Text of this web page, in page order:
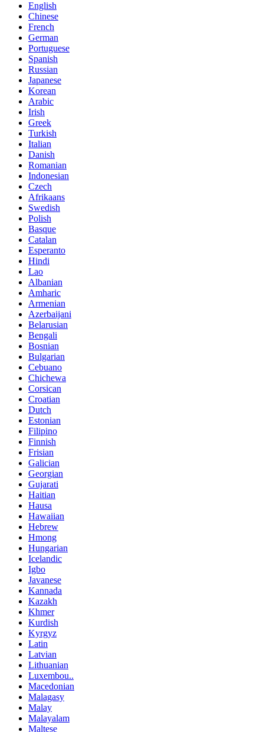
English
Chinese
French
German
Portuguese
Spanish
Russian
Japanese
Korean
Arabic
Irish
Greek
Turkish
Italian
Danish
Romanian
Indonesian
Czech
Afrikaans
Swedish
Polish
Basque
Catalan
Esperanto
Hindi
Lao
Albanian
Amharic
Armenian
Azerbaijani
Belarusian
Bengali
Bosnian
Bulgarian
Cebuano
Chichewa
Corsican
Croatian
Dutch
Estonian
Filipino
Finnish
Frisian
Galician
Georgian
Gujarati
Haitian
Hausa
Hawaiian
Hebrew
Hmong
Hungarian
Icelandic
Igbo
Javanese
Kannada
Kazakh
Khmer
Kurdish
Kyrgyz
Latin
Latvian
Lithuanian
Luxembou..
Macedonian
Malagasy
Malay
Malayalam
Maltese